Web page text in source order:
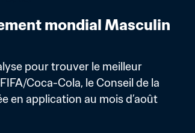
mondial Masculin
pour trouver le meilleur
Coca-Cola, le Conseil de la
en application au mois d’août